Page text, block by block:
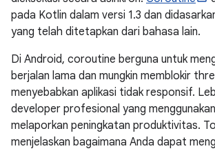
pada Kotlin dalam versi 1.3 dan
yang telah ditetapkan dari bahasa lain.
Di Android, coroutine berguna untuk
berjalan lama dan mungkin memblokir
menyebabkan aplikasi tidak responsif.
developer profesional yang
melaporkan peningkatan produktivitas.
menjelaskan bagaimana Anda dapat